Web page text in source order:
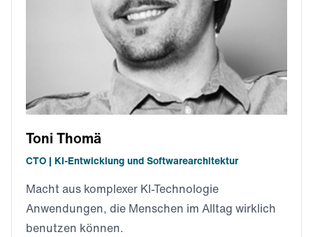
Toni Thomä
CTO | KI-Entwicklung und Softwarearchitektur
Macht aus komplexer KI-Technologie
Anwendungen, die Menschen im Alltag wirklich
benutzen können.